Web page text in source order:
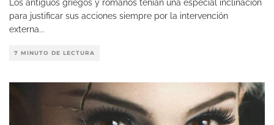
Los antiguos griegos y romanos tenían una especial inclinación
para justificar sus acciones siempre por la intervención
externa...
7 MINUTO DE LECTURA